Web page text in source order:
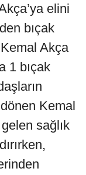
elini
bıçak
Akça
1 bıçak
Kemal
sağlık